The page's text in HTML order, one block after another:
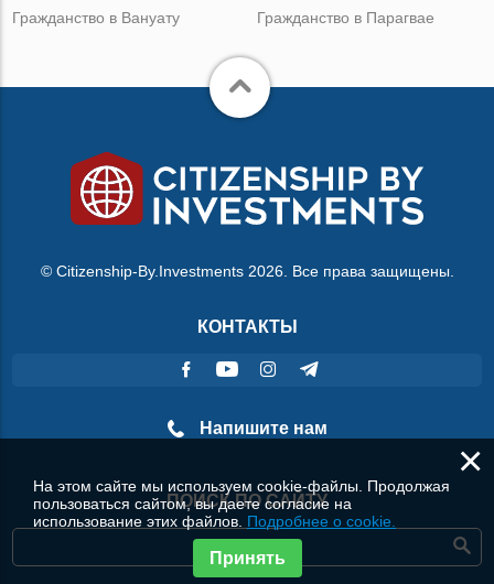
Гражданство в Вануату
Гражданство в Парагвае
© Citizenship-By.Investments 2026. Все права защищены.
КОНТАКТЫ
Напишите нам
ПОИСК ПО САЙТУ
×
На этом сайте мы используем cookie-файлы. Продолжая
пользоваться сайтом, вы даете согласие на
использование этих файлов. Подробнее о cookie.
Принять